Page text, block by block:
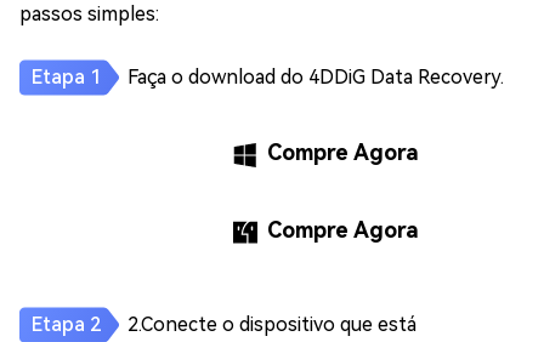
passos simples:
Faça o download do 4DDiG Data Recovery.
Compre Agora
Compre Agora
2.Conecte o dispositivo que está